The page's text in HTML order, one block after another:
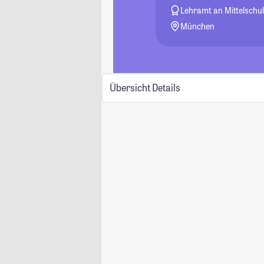
Lehramt an
München
Übersicht Details